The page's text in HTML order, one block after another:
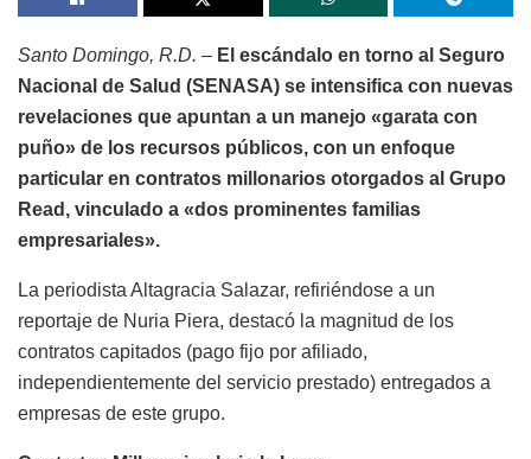
Santo Domingo, R.D. – El escándalo en torno al Seguro
Nacional de Salud (SENASA) se intensifica con nuevas
revelaciones que apuntan a un manejo «garata con
puño» de los recursos públicos, con un enfoque
particular en contratos millonarios otorgados al Grupo
Read, vinculado a «dos prominentes familias
empresariales».
La periodista Altagracia Salazar, refiriéndose a un
reportaje de Nuria Piera, destacó la magnitud de los
contratos capitados (pago fijo por afiliado,
independientemente del servicio prestado) entregados a
empresas de este grupo.